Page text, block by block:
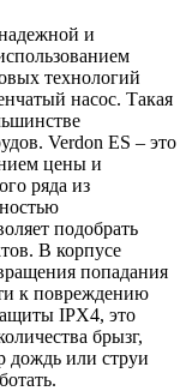
и
технологий
насос. Такая
Verdon ES – это
цены и
ряда из
подобрать
В корпусе
попадания
к повреждению
IPX4, это
брызг,
дождь или струи